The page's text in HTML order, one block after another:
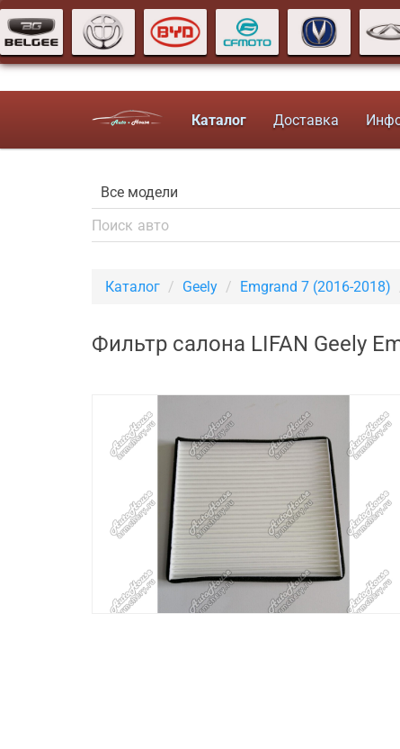
Каталог Доставка
Каталог Geely Emgrand 7 (2016-2018)
Фильтр салона LIFAN Geely